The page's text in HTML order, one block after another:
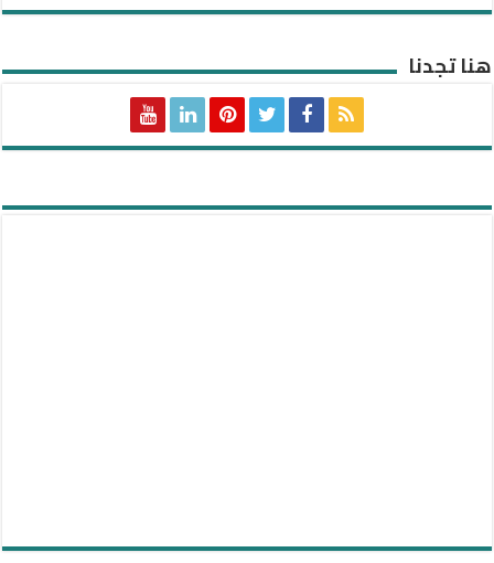
هنا تجدنا